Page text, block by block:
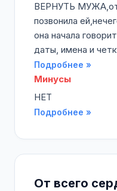
ВЕРНУТЬ
позвонила
она начала
даты, имена и
Подробнее »
Минусы
НЕТ
Подробнее »
От всего